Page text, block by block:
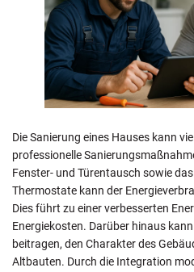
Die Sanierung eines Hauses kann
professionelle
Fenster- und Türentausch sowie
Thermostate kann der
Dies führt zu einer verbesserten
Energiekosten. Darüber hinaus
beitragen, den Charakter des
Altbauten. Durch die Integration